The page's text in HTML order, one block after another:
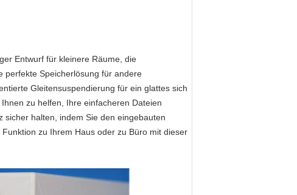
Entwurf für kleinere Räume, die
perfekte Speicherlösung für andere
Gleitensuspendierung für ein glattes sich
zu helfen, Ihre einfacheren Dateien
halten, indem Sie den eingebauten
zu Ihrem Haus oder zu Büro mit dieser